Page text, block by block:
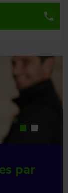
local_phone
par